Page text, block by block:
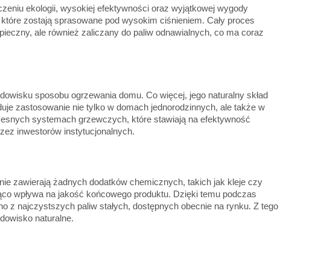
ekologii, wysokiej efektywności oraz wyjątkowej wygody
zostają sprasowane pod wysokim ciśnieniem. Cały proces
ale również zaliczany do paliw odnawialnych, co ma coraz
sposobu ogrzewania domu. Co więcej, jego naturalny skład
zastosowanie nie tylko w domach jednorodzinnych, ale także w
systemach grzewczych, które stawiają na efektywność
inwestorów instytucjonalnych.
zawierają żadnych dodatków chemicznych, takich jak kleje czy
wpływa na jakość końcowego produktu. Dzięki temu podczas
z najczystszych paliw stałych, dostępnych obecnie na rynku. Z tego
naturalne.